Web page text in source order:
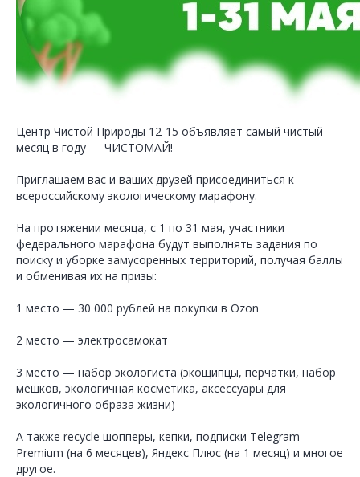
Центр Чистой Природы 12-15 объявляет самый чистый
месяц в году — ЧИСТОМАЙ!
Приглашаем вас и ваших друзей присоединиться к
всероссийскому экологическому марафону.
На протяжении месяца, с 1 по 31 мая, участники
федерального марафона будут выполнять задания по
поиску и уборке замусоренных территорий, получая баллы
и обменивая их на призы:
1 место — 30 000 рублей на покупки в Ozon
2 место — электросамокат
3 место — набор экологиста (экощипцы, перчатки, набор
мешков, экологичная косметика, аксессуары для
экологичного образа жизни)
А также recycle шопперы, кепки, подписки Telegram
Premium (на 6 месяцев), Яндекс Плюс (на 1 месяц) и многое
другое.